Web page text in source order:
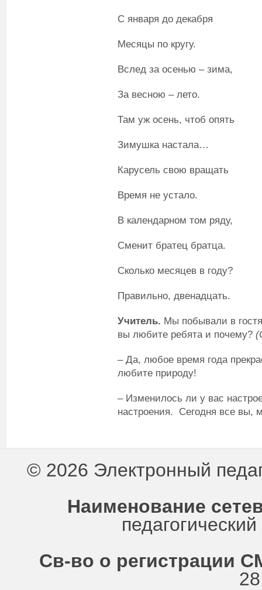
С января до декабря
Месяцы по кругу.
Вслед за осенью – зима,
За весною – лето.
Там уж осень, чтоб опять
Зимушка настала…
Карусель свою вращать
Время не устало.
В календарном том ряду,
Сменит братец братца.
Сколько месяцев в году?
Правильно, двенадцать.
Учитель. Мы побывали в
вы любите ребята и почему?
– Да, любое время года
любите природу!
– Изменилось ли у вас
настроения. Сегодня все вы,
© 2026 Электронный
Наименование
Св-во о регистрации